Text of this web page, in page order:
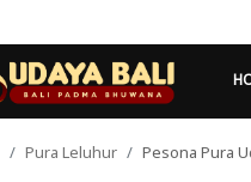
Pura Leluhur Pesona Pura